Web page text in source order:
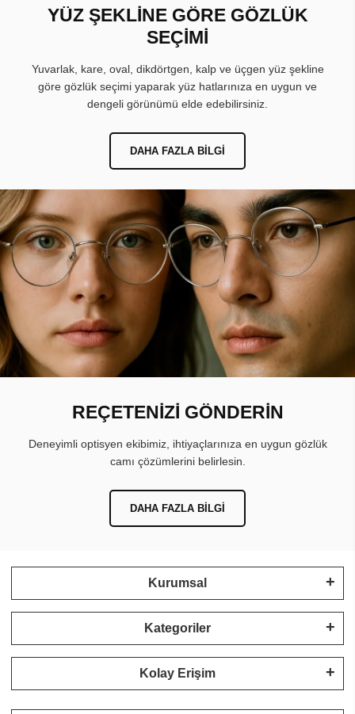
YÜZ ŞEKLİNE GÖRE GÖZLÜK
SEÇİMİ
Yuvarlak, kare, oval, dikdörtgen, kalp ve üçgen yüz şekline
göre gözlük seçimi yaparak yüz hatlarınıza en uygun ve
dengeli görünümü elde edebilirsiniz.
DAHA FAZLA BILGI
REÇETENİZİ GÖNDERİN
Deneyimli optisyen ekibimiz, ihtiyaçlarınıza en uygun gözlük
camı çözümlerini belirlesin.
DAHA FAZLA BILGI
Kurumsal
Kategoriler
Kolay Erişim